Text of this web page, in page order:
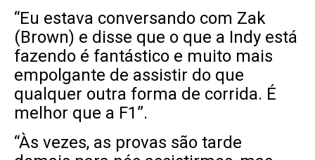
“Eu estava conversando com Zak
(Brown) e disse que o que a Indy está
fazendo é fantástico e muito mais
empolgante de assistir do que
qualquer outra forma de corrida. É
melhor que a F1”.
“Às vezes, as provas são tarde